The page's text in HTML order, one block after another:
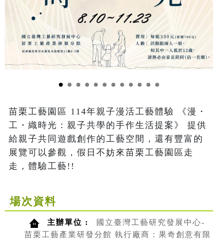
苗栗工藝園區 114年親子漫活工藝體驗 《漫・
工・織時光：親子共學的手作生活提案》 提供
給親子共同遊戲創作的工藝空間，還有豐富的
展覽可以參觀，假日不妨來苗栗工藝園區走
走，體驗工藝!!
場次資料
主辦單位 :
國立臺灣工藝研究發展中心-
苗栗工藝產業研發分館 執行廠商：果奇創意有限